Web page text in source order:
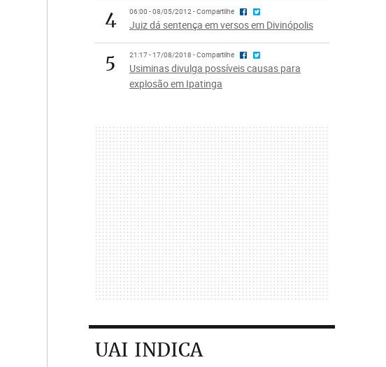
4 06:00 - 08/05/2012 - Compartilhe
Juiz dá sentença em versos em Divinópolis
5 21:17 - 17/08/2018 - Compartilhe
Usiminas divulga possíveis causas para
explosão em Ipatinga
UAI INDICA